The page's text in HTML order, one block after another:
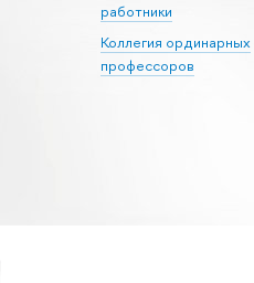
работники
Коллегия ординарных
профессоров